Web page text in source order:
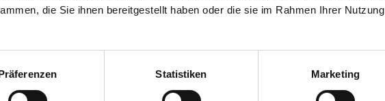
die Sie ihnen bereitgestellt haben oder die sie im Rahmen Ihrer Nutzung
Statistiken Marketing